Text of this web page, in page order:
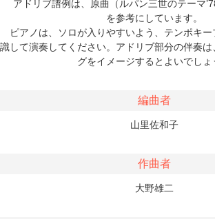
アドリブ譜例は、原曲（ルパン三世のテーマ
を参考にしています。
ピアノは、ソロが入りやすいよう、テンポキー
識して演奏してください。アドリブ部分の伴奏
グをイメージするとよいでしょ
編曲者
山里佐和子
作曲者
大野雄二